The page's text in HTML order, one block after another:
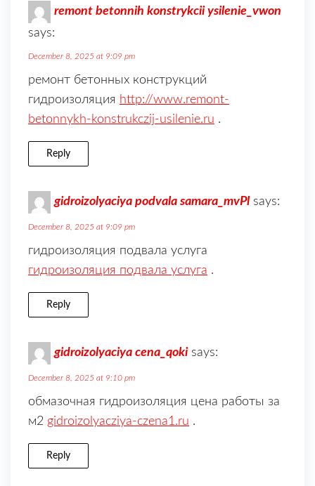
remont betonnih konstrykcii ysilenie_vwon
says:
December 8, 2025 at 9:09 pm
ремонт бетонных конструкций
гидроизоляция http://www.remont-
betonnykh-konstrukczij-usilenie.ru .
Reply
gidroizolyaciya podvala samara_mvPl says:
December 8, 2025 at 9:09 pm
гидроизоляция подвала услуга
гидроизоляция подвала услуга .
Reply
gidroizolyaciya cena_qoki says:
December 8, 2025 at 9:10 pm
обмазочная гидроизоляция цена работы за
м2 gidroizolyacziya-czena1.ru .
Reply